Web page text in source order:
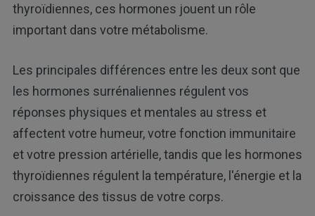
thyroïdiennes, ces hormones jouent un rôle
important dans votre métabolisme.
Les principales différences entre les deux sont que
les hormones surrénaliennes régulent vos
réponses physiques et mentales au stress et
affectent votre humeur, votre fonction immunitaire
et votre pression artérielle, tandis que les hormones
thyroïdiennes régulent la température, l'énergie et la
croissance des tissus de votre corps.